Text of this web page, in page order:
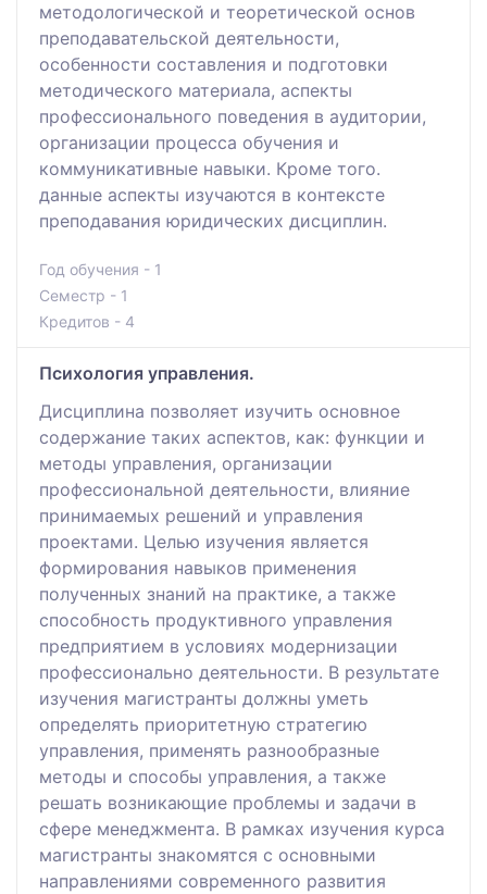
методологической и теоретической основ
преподавательской деятельности,
особенности составления и подготовки
методического материала, аспекты
профессионального поведения в аудитории,
организации процесса обучения и
коммуникативные навыки. Кроме того.
данные аспекты изучаются в контексте
преподавания юридических дисциплин.
Год обучения - 1
Семестр - 1
Кредитов - 4
Психология управления.
Дисциплина позволяет изучить основное
содержание таких аспектов, как: функции и
методы управления, организации
профессиональной деятельности, влияние
принимаемых решений и управления
проектами. Целью изучения является
формирования навыков применения
полученных знаний на практике, а также
способность продуктивного управления
предприятием в условиях модернизации
профессионально деятельности. В результате
изучения магистранты должны уметь
определять приоритетную стратегию
управления, применять разнообразные
методы и способы управления, а также
решать возникающие проблемы и задачи в
сфере менеджмента. В рамках изучения курса
магистранты знакомятся с основными
направлениями современного развития